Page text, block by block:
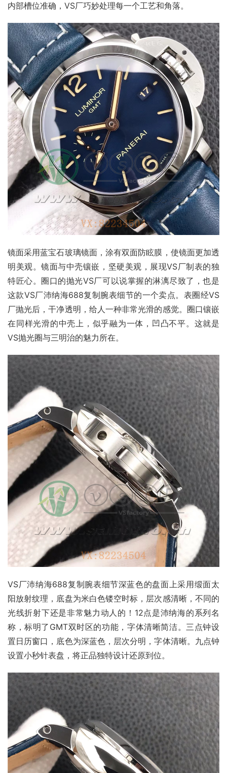
内部槽位准确，VS厂巧妙处理每一个工艺和角落。
镜面采用蓝宝石玻璃镜面，涂有双面防眩膜，使镜面更加透
明美观。镜面与中壳镶嵌，坚硬美观，展现VS厂制表的独
特匠心。圈口的抛光VS厂可以说掌握的淋漓尽致了，也是
这款VS厂沛纳海688复制腕表细节的一个卖点。表圈经VS
厂抛光后，干净透明，给人一种非常光滑的感觉。圈口镶嵌
在同样光滑的中壳上，似乎融为一体，凹凸不平。这就是
VS抛光圈与三明治的魅力所在。
VS厂沛纳海688复制腕表细节深蓝色的盘面上采用缎面太
阳放射纹理，底盘为米白色镂空时标，层次感清晰，不同的
光线折射下还是非常魅力动人的！12点是沛纳海的系列名
称，标明了GMT双时区的功能，字体清晰简洁。三点钟设
置日历窗口，底色为深蓝色，层次分明，字体清晰。九点钟
设置小秒针表盘，将正品独特设计还原到位。